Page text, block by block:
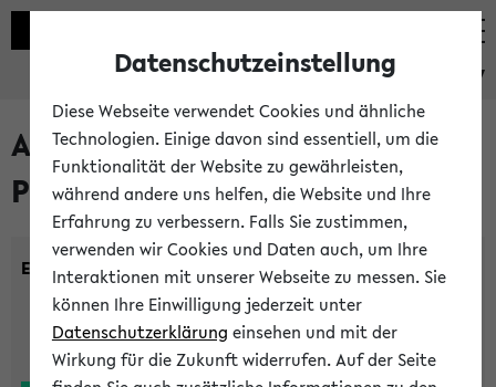
eKVV
Alle noch stattfindenden
Prüfungen
Einrichtung:
Datenschutzeinstellung
Diese Webseite verwendet Cookies und ähnliche
Technologien. Einige davon sind essentiell, um die
Funktionalität der Website zu gewährleisten,
während andere uns helfen, die Website und Ihre
Erfahrung zu verbessern. Falls Sie zustimmen,
verwenden wir Cookies und Daten auch, um Ihre
Interaktionen mit unserer Webseite zu messen. Sie
können Ihre Einwilligung jederzeit unter
Datenschutzerklärung einsehen und mit der
Wirkung für die Zukunft widerrufen. Auf der Seite